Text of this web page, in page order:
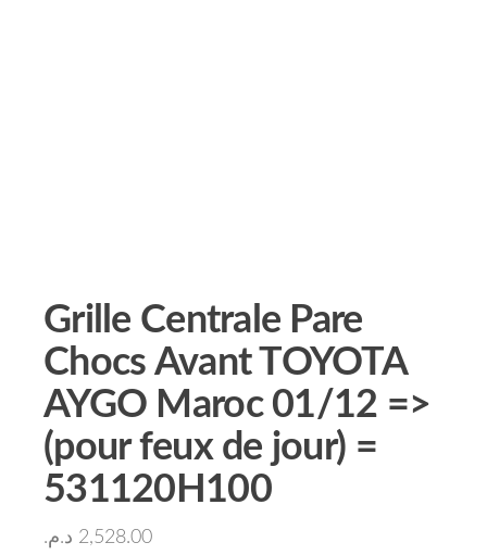
Grille Centrale Pare
Chocs Avant TOYOTA
AYGO Maroc 01/12 =>
(pour feux de jour) =
531120H100
2,528.00 د.م.